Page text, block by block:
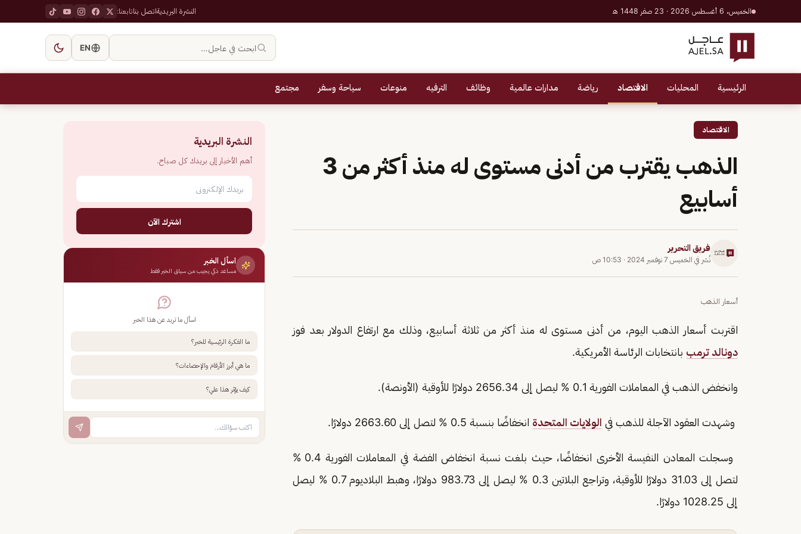
الخميس، 6 أغسطس 2026 · 23 صفر 1448 هـ النشرة البريديةاتصل بناتابعنا:
ابحث في عاجل… EN
الرئيسية المحليات الاقتصاد رياضة مدارات عالمية وظائف الترفيه منوعات سياحة وسفر مجتمع
الاقتصاد
الذهب يقترب من أدنى مستوى له منذ أكثر من 3
أسابيع
فريق التحرير
نُشر في الخميس 7 نوفمبر 2024 · 10:53 ص
أسعار الذهب
اقتربت أسعار الذهب اليوم، من أدنى مستوى له منذ أكثر من ثلاثة أسابيع، وذلك مع ارتفاع الدولار بعد فوز
دونالد ترمب بانتخابات الرئاسة الأمريكية.
وانخفض الذهب في المعاملات الفورية 0.1 % ليصل إلى 2656.34 دولارًا للأوقية (الأونصة).
وشهدت العقود الآجلة للذهب في الولايات المتحدة انخفاضًا بنسبة 0.5 % لتصل إلى 2663.60 دولارًا.
وسجلت المعادن النفيسة الأخرى انخفاضًا، حيث بلغت نسبة انخفاض الفضة في المعاملات الفورية 0.4 %
لتصل إلى 31.03 دولارًا للأوقية، وتراجع البلاتين 0.3 % ليصل إلى 983.73 دولارًا، وهبط البلاديوم 0.7 % ليصل
إلى 1028.25 دولارًا.
النشرة البريدية
أهم الأخبار إلى بريدك كل صباح.
اشترك الآن
اسأل الخبر
مساعد ذكي يجيب من سياق الخبر فقط
اسأل ما تريد عن هذا الخبر
ما الفكرة الرئيسية للخبر؟
ما هي أبرز الأرقام والإحصاءات؟
كيف يؤثر هذا علي؟